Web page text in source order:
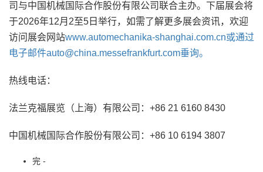
司与中国机械国际合作股份有限公司联合主办。下届展会将
于2026年12月2至5日举行，如需了解更多展会资讯，欢迎
访问展会网站www.automechanika-shanghai.com.cn或通过
电子邮件auto@china.messefrankfurt.com垂询。
热线电话：
法兰克福展览（上海）有限公司：+86 21 6160 8430
中国机械国际合作股份有限公司：+86 10 6194 3807
完 -